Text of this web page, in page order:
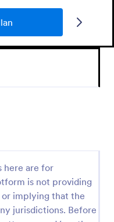
here are for
is not providing
or implying that the
jurisdictions. Before